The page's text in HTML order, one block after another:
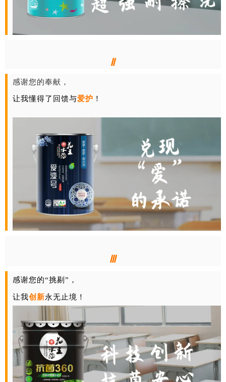
Ⅱ
感谢您的奉献，
让我懂得了回馈与爱护 ！
Ⅲ
感谢您的“挑剔”，
让我创新永无止境！